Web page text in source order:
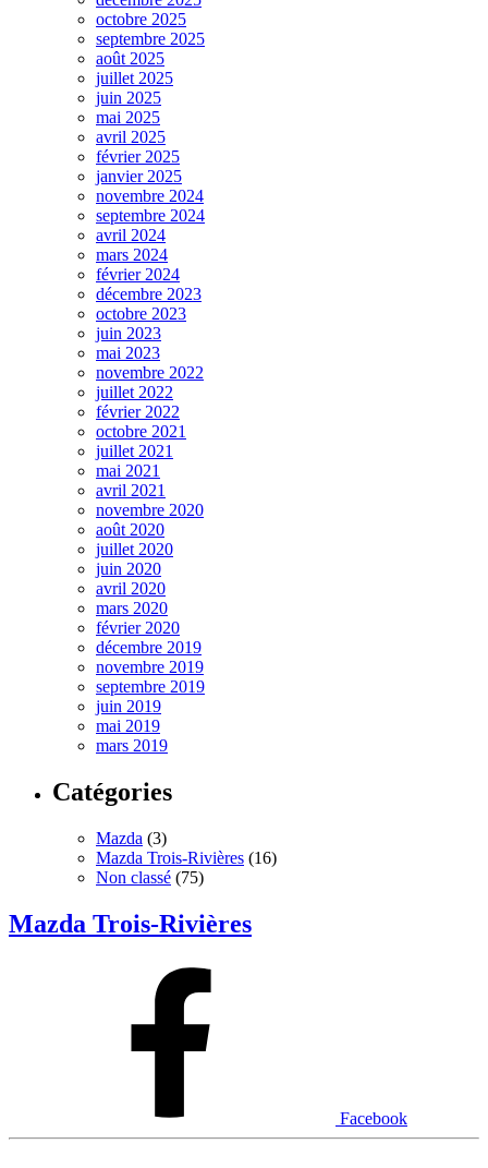
octobre 2025
septembre 2025
août 2025
juillet 2025
juin 2025
mai 2025
avril 2025
février 2025
janvier 2025
novembre 2024
septembre 2024
avril 2024
mars 2024
février 2024
décembre 2023
octobre 2023
juin 2023
mai 2023
novembre 2022
juillet 2022
février 2022
octobre 2021
juillet 2021
mai 2021
avril 2021
novembre 2020
août 2020
juillet 2020
juin 2020
avril 2020
mars 2020
février 2020
décembre 2019
novembre 2019
septembre 2019
juin 2019
mai 2019
mars 2019
Catégories
Mazda (3)
Mazda Trois-Rivières (16)
Non classé (75)
Mazda Trois-Rivières
Facebook